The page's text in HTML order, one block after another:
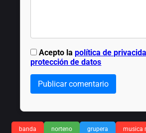
Acepto lapolítica de
protección de datos
Publicar comentario
banda norteno grupera musica